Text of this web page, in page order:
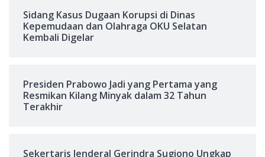
Sidang Kasus Dugaan Korupsi di Dinas
Kepemudaan dan Olahraga OKU Selatan
Kembali Digelar
Presiden Prabowo Jadi yang Pertama yang
Resmikan Kilang Minyak dalam 32 Tahun
Terakhir
Sekertaris Jenderal Gerindra Sugiono Ungkap